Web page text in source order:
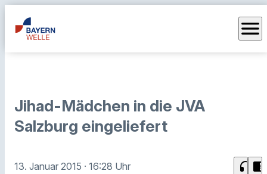
menu
Jihad-Mädchen in die JVA
Salzburg eingeliefert
13. Januar 2015 · 16:28 Uhr headphones chrome_reader_mode